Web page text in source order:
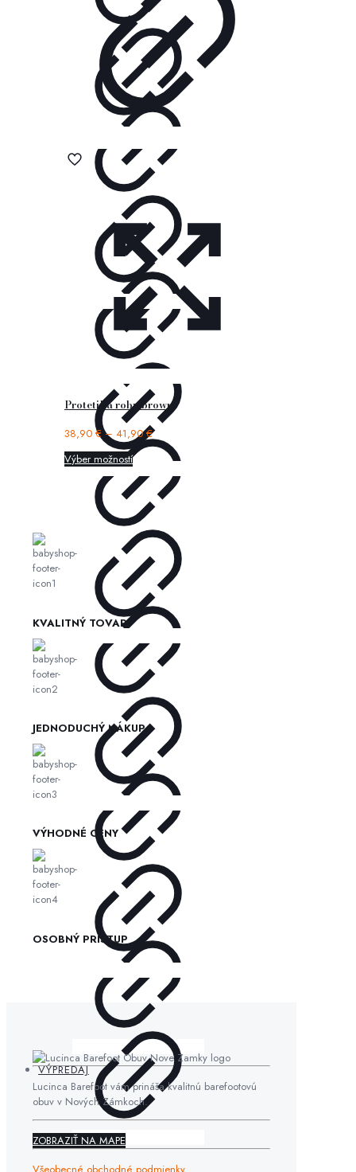
VÝPREDAJ
Protetika roby brown
38,90 € – 41,90€
Výber možností
KVALITNÝ TOVAR
JEDNODUCHÝ NÁKUP
VÝHODNÉ CENY
OSOBNÝ PRÍSTUP
Lucinca Barefoot vám prináša kvalitnú barefootovú
obuv v Nových Zámkoch.
ZOBRAZIŤ NA MAPE
Všeobecné obchodné podmienky